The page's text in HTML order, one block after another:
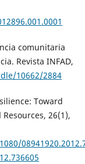
comunitaria
Revista INFAD,
10662/2884
Toward
26(1),